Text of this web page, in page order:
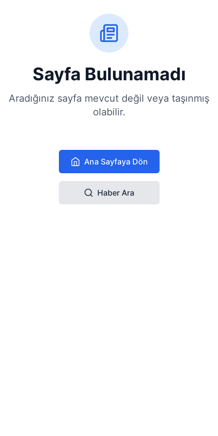
Sayfa Bulunamadı
Aradığınız sayfa mevcut değil veya taşınmış
olabilir.
Ana Sayfaya Dön
Haber Ara